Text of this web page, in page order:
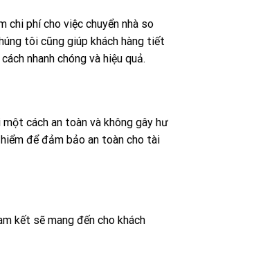
chi phí cho việc chuyển nhà so
tôi cũng giúp khách hàng tiết
nhanh chóng và hiệu quả.
cách an toàn và không gây hư
để đảm bảo an toàn cho tài
kết sẽ mang đến cho khách